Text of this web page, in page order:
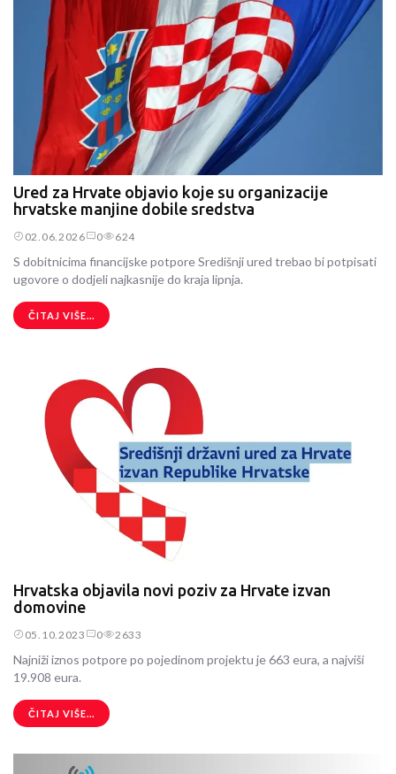
Ured za Hrvate objavio koje su organizacije
hrvatske manjine dobile sredstva
02.06.2026 0 624
S dobitnicima financijske potpore Središnji ured trebao bi potpisati
ugovore o dodjeli najkasnije do kraja lipnja.
ČITAJ VIŠE...
Hrvatska objavila novi poziv za Hrvate izvan
domovine
05.10.2023 0 2633
Najniži iznos potpore po pojedinom projektu je 663 eura, a najviši
19.908 eura.
ČITAJ VIŠE...